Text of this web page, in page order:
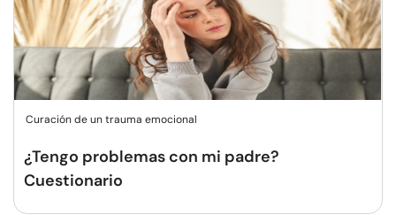
Curación de un trauma emocional
¿Tengo problemas con mi padre?
Cuestionario